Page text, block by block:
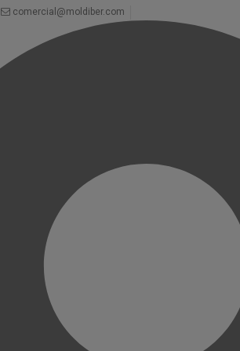
comercial@moldiber.com